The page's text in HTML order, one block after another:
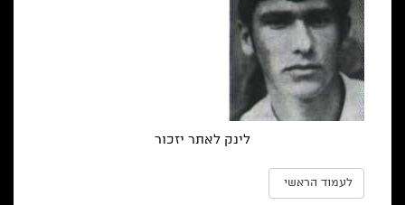
לינק לאתר יזכור
לעמוד הראשי